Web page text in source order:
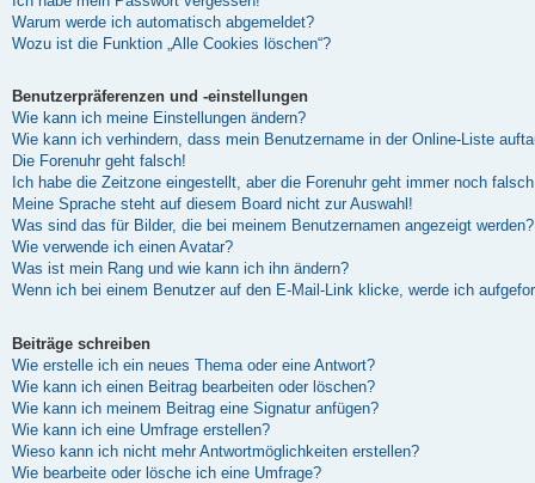
Warum werde ich automatisch abgemeldet?
Wozu ist die Funktion „Alle Cookies löschen“?
Benutzerpräferenzen und -einstellungen
Wie kann ich meine Einstellungen ändern?
Wie kann ich verhindern, dass mein Benutzername in der Online-Liste
Die Forenuhr geht falsch!
Ich habe die Zeitzone eingestellt, aber die Forenuhr geht immer noch
Meine Sprache steht auf diesem Board nicht zur Auswahl!
Was sind das für Bilder, die bei meinem Benutzernamen angezeigt werden?
Wie verwende ich einen Avatar?
Was ist mein Rang und wie kann ich ihn ändern?
Wenn ich bei einem Benutzer auf den E-Mail-Link klicke, werde ich
Beiträge schreiben
Wie erstelle ich ein neues Thema oder eine Antwort?
Wie kann ich einen Beitrag bearbeiten oder löschen?
Wie kann ich meinem Beitrag eine Signatur anfügen?
Wie kann ich eine Umfrage erstellen?
Wieso kann ich nicht mehr Antwortmöglichkeiten erstellen?
Wie bearbeite oder lösche ich eine Umfrage?